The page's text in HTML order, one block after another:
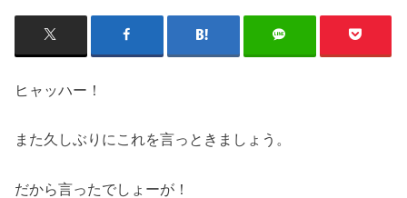
ヒャッハー！
また久しぶりにこれを言っときましょう。
だから言ったでしょーが！